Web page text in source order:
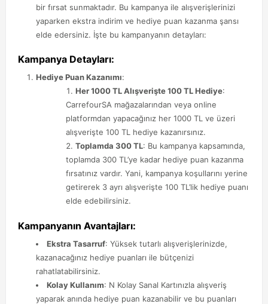
bir fırsat sunmaktadır. Bu kampanya ile alışverişlerinizi
yaparken ekstra indirim ve hediye puan kazanma şansı
elde edersiniz. İşte bu kampanyanın detayları:
Kampanya Detayları:
Hediye Puan Kazanımı:
Her 1000 TL Alışverişte 100 TL Hediye:
CarrefourSA mağazalarından veya online
platformdan yapacağınız her 1000 TL ve üzeri
alışverişte 100 TL hediye kazanırsınız.
Toplamda 300 TL: Bu kampanya kapsamında,
toplamda 300 TL’ye kadar hediye puan kazanma
fırsatınız vardır. Yani, kampanya koşullarını yerine
getirerek 3 ayrı alışverişte 100 TL’lik hediye puanı
elde edebilirsiniz.
Kampanyanın Avantajları:
Ekstra Tasarruf: Yüksek tutarlı alışverişlerinizde,
kazanacağınız hediye puanları ile bütçenizi
rahatlatabilirsiniz.
Kolay Kullanım: N Kolay Sanal Kartınızla alışveriş
yaparak anında hediye puan kazanabilir ve bu puanları